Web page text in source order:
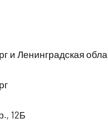
и Ленинградская
12Б